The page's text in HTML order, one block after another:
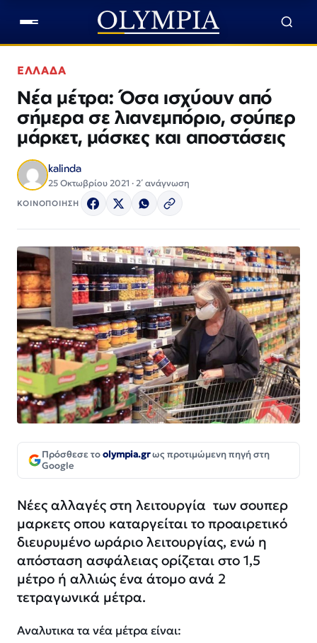
ΕΛΛΑΔΑ
Νέα μέτρα: Όσα ισχύουν από
σήμερα σε λιανεμπόριο, σούπερ
μάρκετ, μάσκες και αποστάσεις
kalinda
25 Οκτωβρίου 2021 · 2΄ ανάγνωση
ΚΟΙΝΟΠΟΙΗΣΗ
Πρόσθεσε τοolympia.grως προτιμώμενη πηγή στη
Google
Νέες αλλαγές στη λειτουργία των σουπερ
μαρκετς οπου καταργείται το προαιρετικό
διευρυμένο ωράριο λειτουργίας, ενώ η
απόσταση ασφάλειας ορίζεται στο 1,5
μέτρο ή αλλιώς ένα άτομο ανά 2
τετραγωνικά μέτρα.
Αναλυτικα τα νέα μέτρα είναι: